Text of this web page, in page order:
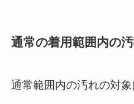
通常の着用範囲内の
通常範囲内の汚れの対象